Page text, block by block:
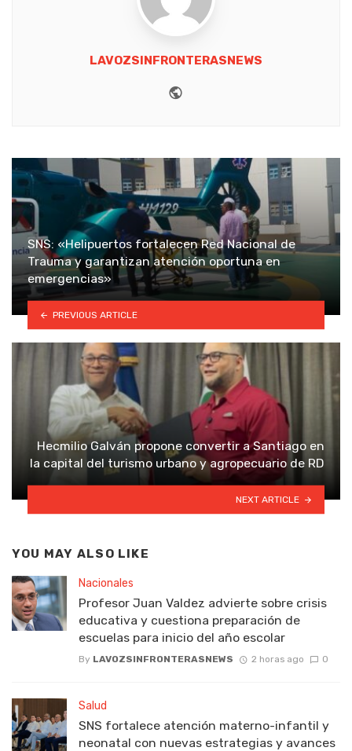
LAVOZSINFRONTERASNEWS
SNS: «Helipuertos fortalecen Red Nacional de
Trauma y garantizan atención oportuna en
emergencias»
PREVIOUS ARTICLE
Hecmilio Galván propone convertir a Santiago en
la capital del turismo urbano y agropecuario de RD
NEXT ARTICLE
YOU MAY ALSO LIKE
Nacionales
Profesor Juan Valdez advierte sobre crisis
educativa y cuestiona preparación de
escuelas para inicio del año escolar
By LAVOZSINFRONTERASNEWS 2 horas ago 0
Salud
SNS fortalece atención materno-infantil y
neonatal con nuevas estrategias y avances